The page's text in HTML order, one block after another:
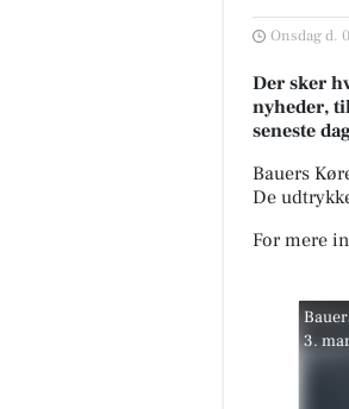
Onsdag d.
Der sker
nyheder,
seneste
Bauers
De
For mere
3.